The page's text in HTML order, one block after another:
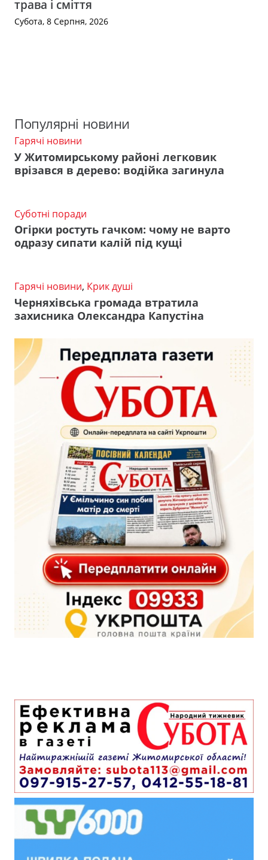
трава і сміття
Субота, 8 Серпня, 2026
Популярні новини
Гарячі новини
У Житомирському районі легковик
врізався в дерево: водійка загинула
Суботні поради
Огірки ростуть гачком: чому не варто
одразу сипати калій під кущі
Гарячі новини, Крик душі
Черняхівська громада втратила
захисника Олександра Капустіна